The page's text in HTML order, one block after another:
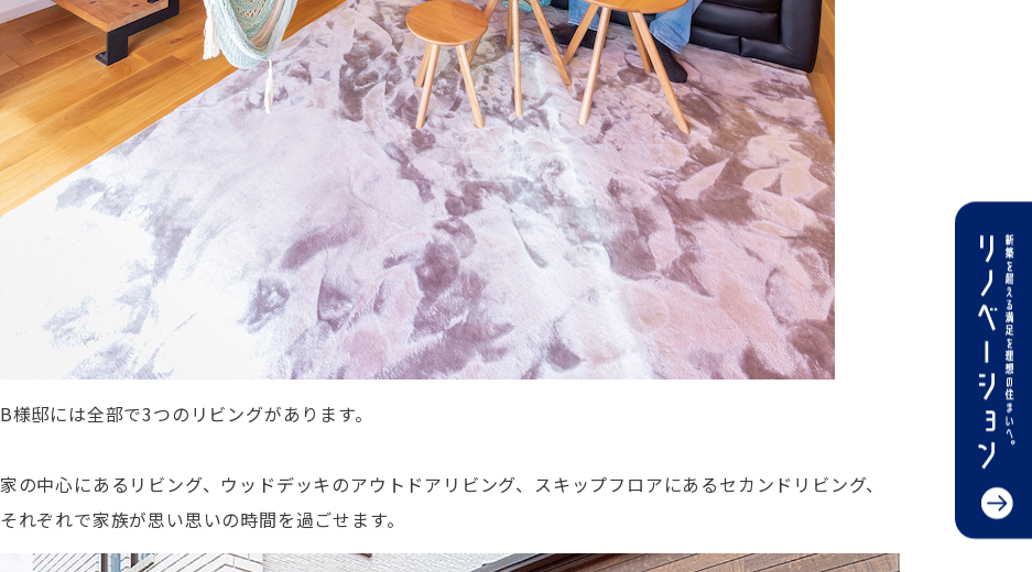
B様邸には全部で3つのリビングがあります。
家の中心にあるリビング、ウッドデッキのアウトドアリビング、スキップフロアにあるセカンドリビング、
それぞれで家族が思い思いの時間を過ごせます。